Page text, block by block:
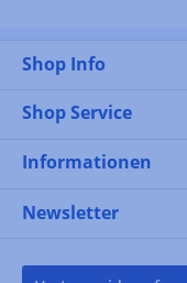
Shop Info
Shop Service
Informationen
Newsletter